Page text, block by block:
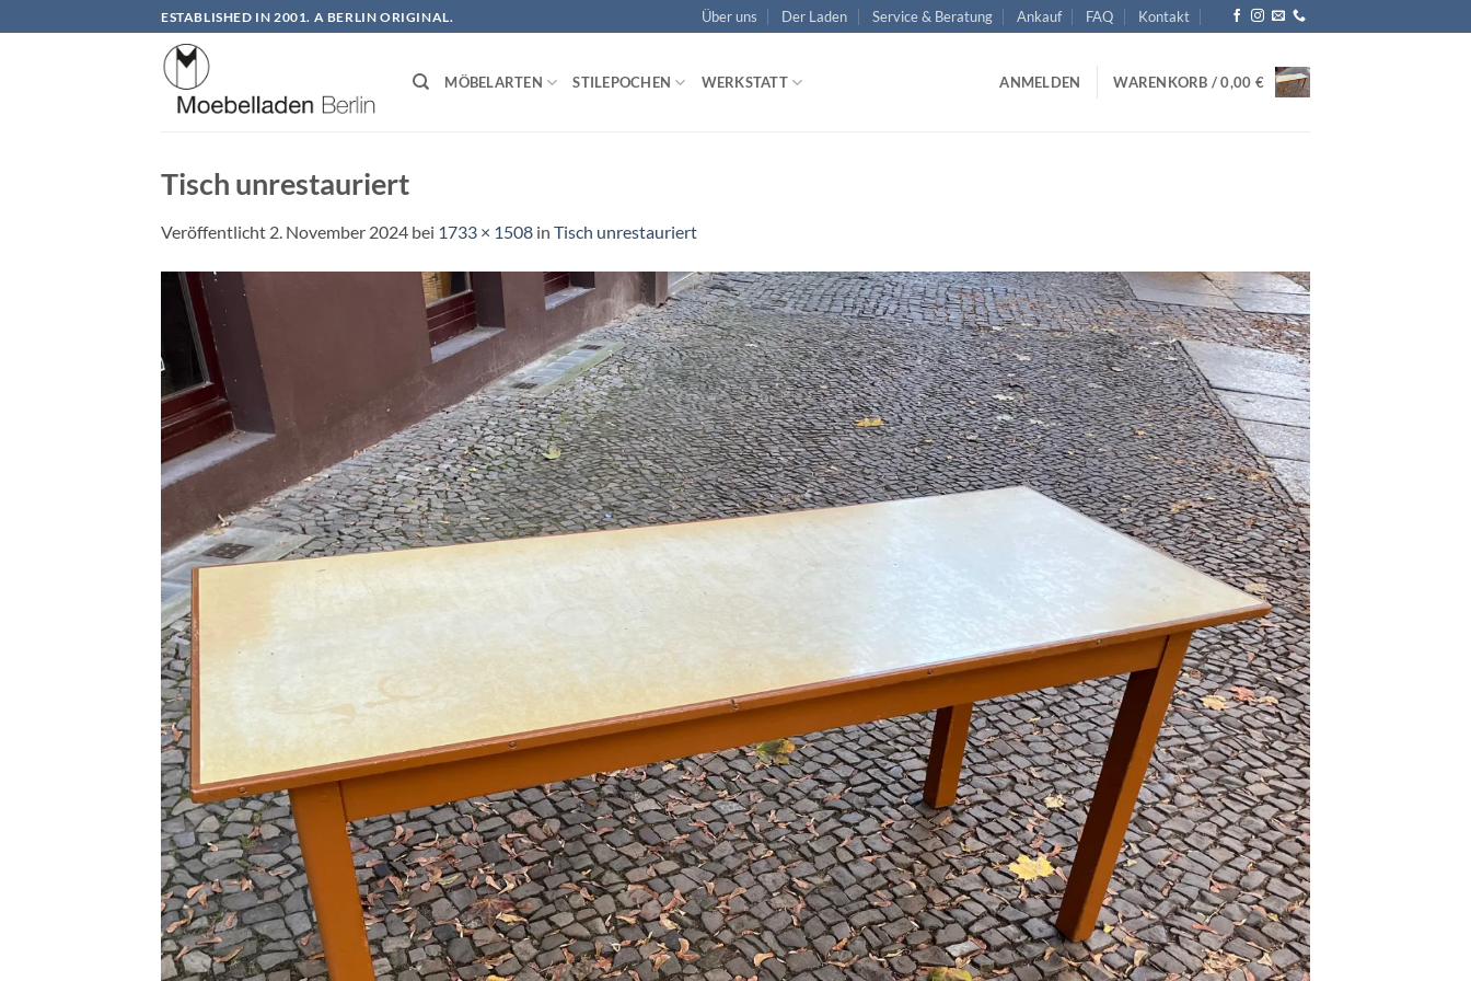
Inhalt
ESTABLISHED IN 2001. A BERLIN ORIGINAL. Über uns Der Laden Service & Beratung Ankauf FAQ Kontakt
MÖBELARTEN STILEPOCHEN WERKSTATT ANMELDEN WARENKORB /0,00 €
Tisch unrestauriert
Veröffentlicht 2. November 2024 bei 1733 × 1508 in Tisch unrestauriert